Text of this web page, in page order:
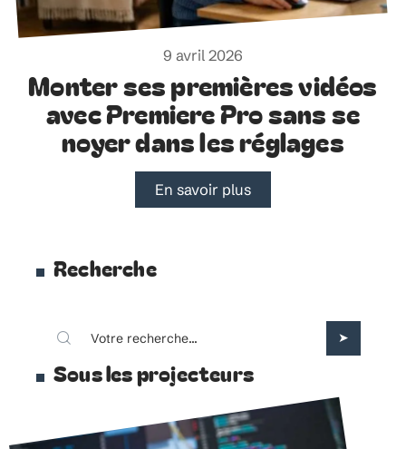
9 avril 2026
Monter ses premières vidéos
avec Premiere Pro sans se
noyer dans les réglages
En savoir plus
Recherche
Sous les projecteurs